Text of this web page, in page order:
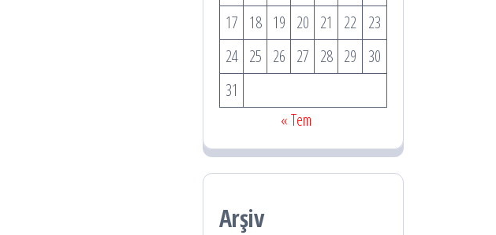
17 18 19 20 21 22 23
24 25 26 27 28 29
30
31
« Tem
Arşiv